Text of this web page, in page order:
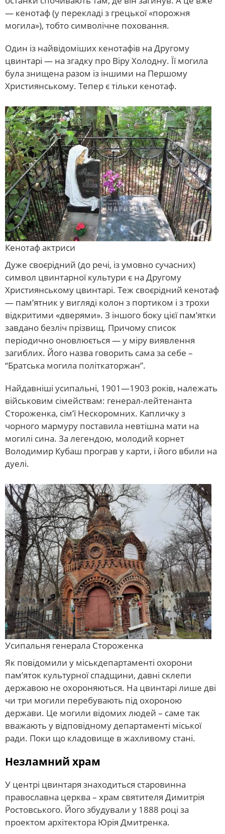
— кенотаф (у перекладі з грецької «порожня
могила»), тобто символічне поховання.
Один із найвідоміших кенотафів на Другому
цвинтарі — на згадку про Віру Холодну. Її могила
була знищена разом із іншими на Першому
Християнському. Тепер є тільки кенотаф.
Кенотаф актриси
Дуже своєрідний (до речі, із умовно сучасних)
символ цвинтарної культури є на Другому
Християнському цвинтарі. Теж своєрідний кенотаф
— пам’ятник у вигляді колон з портиком і з трохи
відкритими «дверями». З іншого боку цієї пам’ятки
завдано безліч прізвищ. Причому список
періодично оновлюється — у міру виявлення
загиблих. Його назва говорить сама за себе –
“Братська могила політкаторжан”.
Найдавніші усипальні, 1901—1903 років, належать
військовим сімействам: генерал-лейтенанта
Стороженка, сім’ї Нескоромних. Капличку з
чорного мармуру поставила невтішна мати на
могилі сина. За легендою, молодий корнет
Володимир Кубаш програв у карти, і його вбили на
дуелі.
Усипальня генерала Стороженка
Як повідомили у міськдепартаменті охорони
пам’яток культурної спадщини, давні склепи
державою не охороняються. На цвинтарі лише дві
чи три могили перебувають під охороною
держави. Це могили відомих людей – саме так
вважають у відповідному департаменті міської
ради. Поки що кладовище в жахливому стані.
Незламний храм
У центрі цвинтаря знаходиться старовинна
православна церква – храм святителя Димитрія
Ростовського. Його збудували у 1888 році за
проектом архітектора Юрія Дмитренка.